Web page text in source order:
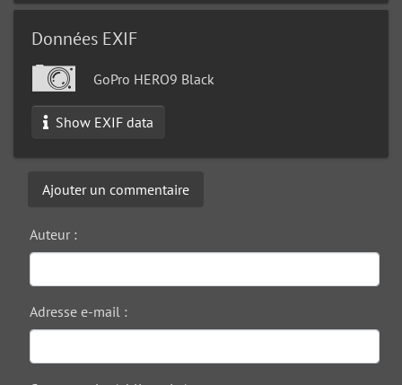
Données EXIF
GoPro HERO9 Black
Show EXIF data
Ajouter un commentaire
Auteur :
Adresse e-mail :